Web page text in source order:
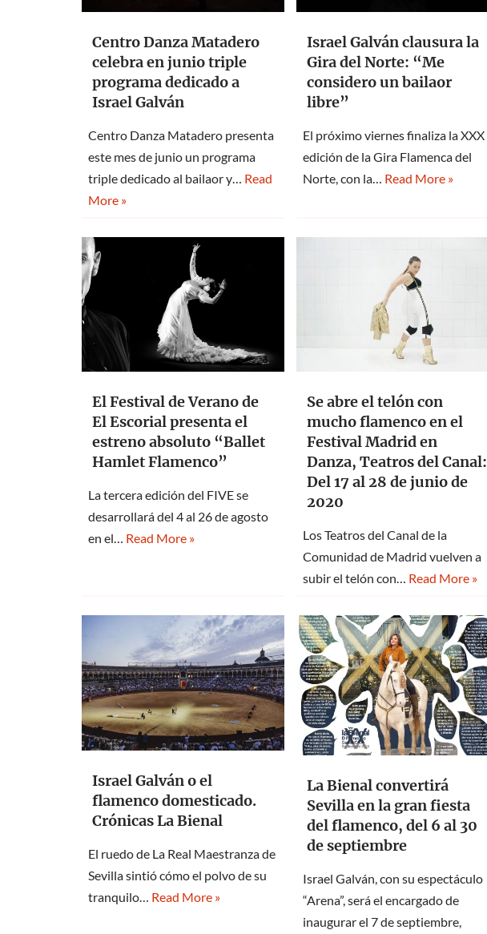
Centro Danza Matadero
celebra en junio triple
programa dedicado a
Israel Galván
Centro Danza Matadero presenta
este mes de junio un programa
triple dedicado al bailaor y… Read
More »
Israel Galván clausura la
Gira del Norte: “Me
considero un bailaor
libre”
El próximo viernes finaliza la XXX
edición de la Gira Flamenca del
Norte, con la… Read More »
El Festival de Verano de
El Escorial presenta el
estreno absoluto “Ballet
Hamlet Flamenco”
La tercera edición del FIVE se
desarrollará del 4 al 26 de agosto
en el… Read More »
Se abre el telón con
mucho flamenco en el
Festival Madrid en
Danza, Teatros del Canal:
Del 17 al 28 de junio de
2020
Los Teatros del Canal de la
Comunidad de Madrid vuelven a
subir el telón con… Read More »
Israel Galván o el
flamenco domesticado.
Crónicas La Bienal
El ruedo de La Real Maestranza de
Sevilla sintió cómo el polvo de su
tranquilo… Read More »
La Bienal convertirá
Sevilla en la gran fiesta
del flamenco, del 6 al 30
de septiembre
Israel Galván, con su espectáculo
“Arena”, será el encargado de
inaugurar el 7 de septiembre,